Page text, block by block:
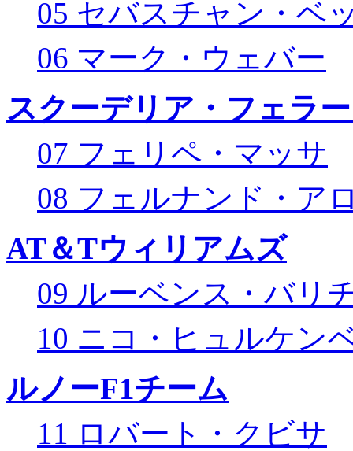
05 セバスチャン・ベ
06 マーク・ウェバー
スクーデリア・フェラ
07 フェリペ・マッサ
08 フェルナンド・ア
AT＆Tウィリアムズ
09 ルーベンス・バリ
10 ニコ・ヒュルケン
ルノーF1チーム
11 ロバート・クビサ